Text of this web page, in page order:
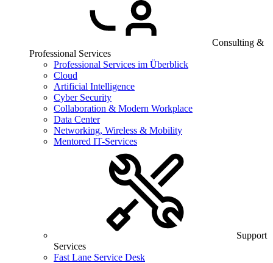
Consulting &
Professional Services
Professional Services im Überblick
Cloud
Artificial Intelligence
Cyber Security
Collaboration & Modern Workplace
Data Center
Networking, Wireless & Mobility
Mentored IT-Services
Support
Services
Fast Lane Service Desk